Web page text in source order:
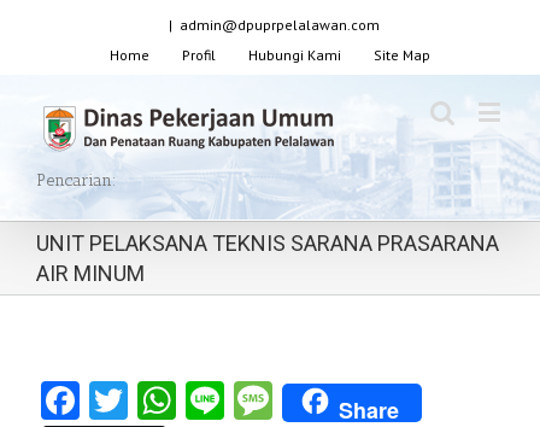
| admin@dpuprpelalawan.com
Home
Profil Hubungi Kami Site Map
Pencarian:
UNIT PELAKSANA TEKNIS SARANA PRASARANA
AIR MINUM
Facebook
Twitter
WhatsApp
LineMessage
Share